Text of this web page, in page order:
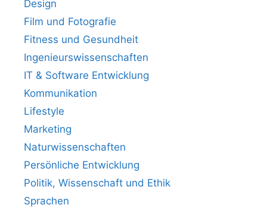
Design
Film und Fotografie
Fitness und Gesundheit
Ingenieurswissenschaften
IT & Software Entwicklung
Kommunikation
Lifestyle
Marketing
Naturwissenschaften
Persönliche Entwicklung
Politik, Wissenschaft und Ethik
Sprachen